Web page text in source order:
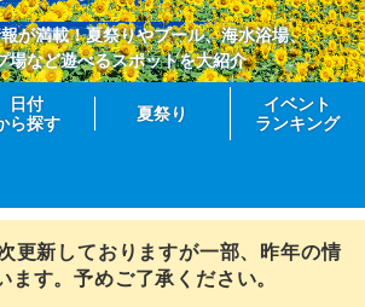
が満載！夏祭りやプール、海水浴場、
場など遊べるスポットを大紹介
日付
ら探す
夏祭り
イベント
ランキング
更新しておりますが一部、昨年の情
ます。予めご了承ください。